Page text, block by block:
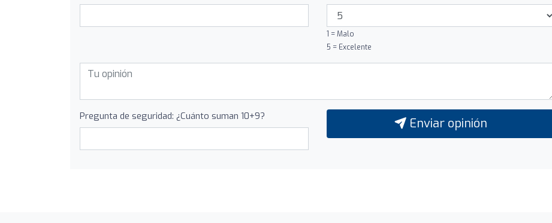
1 = Malo
5 = Excelente
Pregunta de seguridad: ¿Cuánto suman 10+9? Enviar opinión